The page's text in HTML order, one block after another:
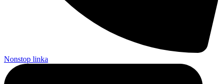
Nonstop linka